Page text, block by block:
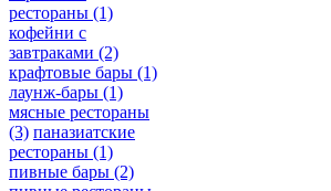
рестораны (1)
кофейни с
завтраками (2)
крафтовые бары (1)
лаунж-бары (1)
мясные рестораны
(3) паназиатские
рестораны (1)
пивные бары (2)